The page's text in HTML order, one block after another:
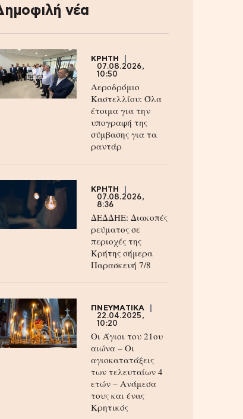
νέα
ΚΡΗΤΗ
07.08.2026,
10:50
Αεροδρόμιο
Καστελλίου: Όλα
έτοιμα για την
υπογραφή της
σύμβασης για τα
ραντάρ
ΚΡΗΤΗ
07.08.2026,
8:36
ΔΕΔΔΗΕ: Διακοπές
ρεύματος σε
περιοχές της
Κρήτης σήμερα
Παρασκευή 7/8
ΠΝΕΥΜΑΤΙΚΑ
22.04.2025,
10:20
Οι Άγιοι του 21ου
αιώνα – Οι
αγιοκατατάξεις
των τελευταίων 4
ετών – Ανάμεσα
τους και ένας
Κρητικός